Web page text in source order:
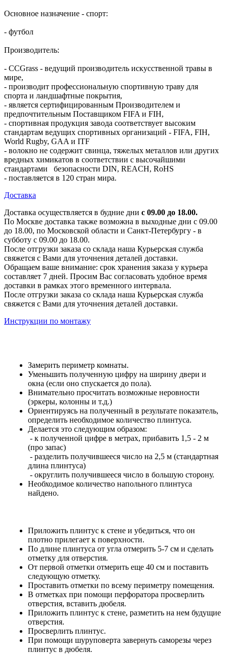
Основное назначение - спорт:
- футбол
Производитель:
- CCGrass - ведущий производитель искусственной травы в
мире,
- производит профессиональную спортивную траву для
спорта и ландшафтные покрытия,
- является сертифицированным Производителем и
предпочтительным Поставщиком FIFA и FIH,
- спортивная продукция завода соответствует высоким
стандартам ведущих спортивных организаций - FIFA, FIH,
World Rugby, GAA и ITF
- волокно не содержит свинца, тяжелых металлов или других
вредных химикатов в соответствии с высочайшими
стандартами безопасности DIN, REACH, RoHS
- поставляется в 120 стран мира.
Доставка
Доставка осуществляется в будние дни с 09.00 до 18.00.
По Москве доставка также возможна в выходные дни с 09.00
до 18.00, по Московской области и Санкт-Петербургу - в
субботу с 09.00 до 18.00.
После отгрузки заказа со склада наша Курьерская служба
свяжется с Вами для уточнения деталей доставки.
Обращаем ваше внимание: срок хранения заказа у курьера
составляет 7 дней. Просим Вас согласовать удобное время
доставки в рамках этого временного интервала.
После отгрузки заказа со склада наша Курьерская служба
свяжется с Вами для уточнения деталей доставки.
Инструкции по монтажу
Замерить периметр комнаты.
Уменьшить полученную цифру на ширину двери и
окна (если оно спускается до пола).
Внимательно просчитать возможные неровности
(эркеры, колонны и т.д.)
Ориентируясь на полученный в результате показатель,
определить необходимое количество плинтуса.
Делается это следующим образом:
- к полученной цифре в метрах, прибавить 1,5 - 2 м
(про запас)
- разделить получившееся число на 2,5 м (стандартная
длина плинтуса)
- округлить получившееся число в большую сторону.
Необходимое количество напольного плинтуса
найдено.
Приложить плинтус к стене и убедиться, что он
плотно прилегает к поверхности.
По длине плинтуса от угла отмерить 5-7 см и сделать
отметку для отверстия.
От первой отметки отмерить еще 40 см и поставить
следующую отметку.
Проставить отметки по всему периметру помещения.
В отметках при помощи перфоратора просверлить
отверстия, вставить дюбеля.
Приложить плинтус к стене, разметить на нем будущие
отверстия.
Просверлить плинтус.
При помощи шуруповерта завернуть саморезы через
плинтус в дюбеля.